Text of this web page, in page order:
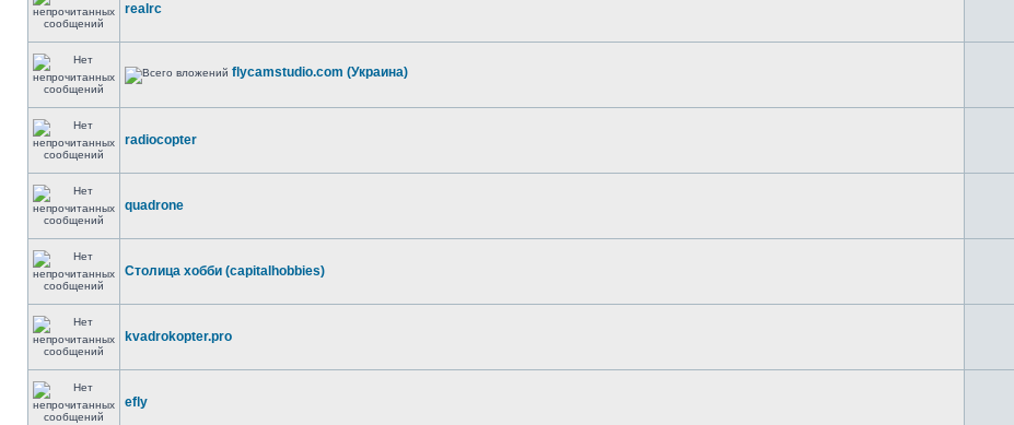
realrc
flycamstudio.com (Украина)
radiocopter
quadrone
Столица хобби (capitalhobbies)
kvadrokopter.pro
efly